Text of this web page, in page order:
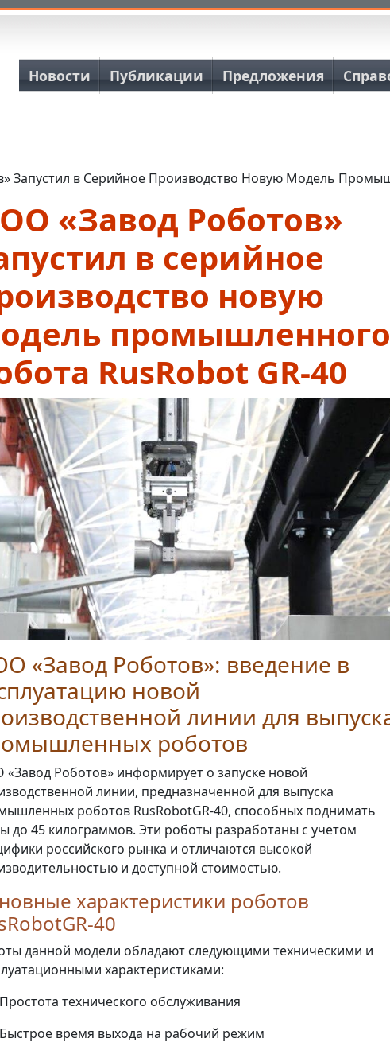
Основная навигация
Новости Публикации Предложения
Запустил в Серийное Производство Новую Модель
«Завод Роботов»
в серийное
новую
промышленного
RusRobot GR-40
«Завод Роботов»: введение в
новой
линии для
роботов
Роботов» информирует о запуске новой
линии, предназначенной для выпуска
роботов RusRobotGR-40, способных поднимать
до 45 килограммов. Эти роботы разработаны с учетом
российского рынка и отличаются высокой
и доступной стоимостью.
характеристики роботов
40
данной модели обладают следующими техническими и
характеристиками:
Простота технического обслуживания
Быстрое время выхода на рабочий режим